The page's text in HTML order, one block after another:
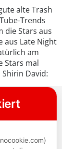
alte Trash
Trends
die Stars aus
aus Late Night
am
Stars mal
David: